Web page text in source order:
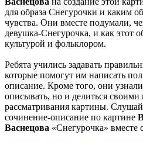
для образа Снегурочки и каким
чувства. Они вместе подумали,
девушка-Снегурочка, и как этот
культурой и фольклором.
Ребята учились задавать
которые помогут им написать
описание. Кроме того, они
описывать, но и делиться
рассматривания картины.
сочинение-описание по картине
Васнецова «Снегурочка» вместе